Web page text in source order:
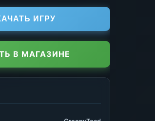
ИГРУ
В МАГАЗИНЕ